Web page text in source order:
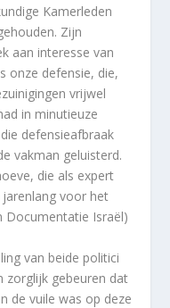
Kamerleden
Zijn
aan interesse van
onze defensie, die,
vrijwel
in minutieuze
defensieafbraak
vakman geluisterd.
die als expert
voor het
Documentatie Israël)
van beide politici
zorglijk gebeuren dat
de vuile was op deze